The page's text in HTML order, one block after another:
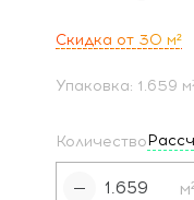
Скидка от 30 м²
Упаковка: 1.659
Количество